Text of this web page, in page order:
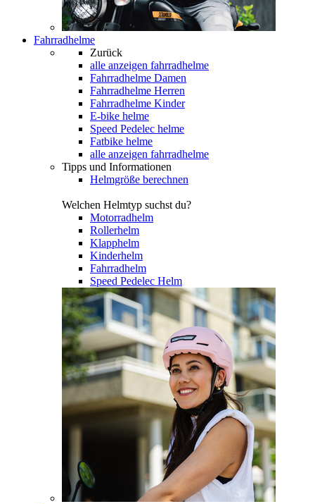
Fahrradhelme
Zurück
alle anzeigen fahrradhelme
Fahrradhelme Damen
Fahrradhelme Herren
Fahrradhelme Kinder
E-bike helme
Speed Pedelec helme
Fatbike helme
alle anzeigen fahrradhelme
Tipps und Informationen
Helmgröße berechnen
Welchen Helmtyp suchst du?
Motorradhelm
Rollerhelm
Klapphelm
Kinderhelm
Fahrradhelm
Speed Pedelec Helm